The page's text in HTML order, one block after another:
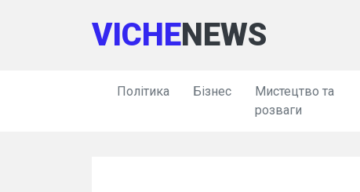
VICHENEWS
Політика Бізнес
Мистецтво та
розваги